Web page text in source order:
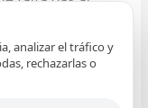
etc. cualquier
y el de
de la
de máxima
analizar el tráfico y
rechazarlas o